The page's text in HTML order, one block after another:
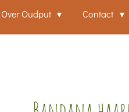
Over Oudput Contact